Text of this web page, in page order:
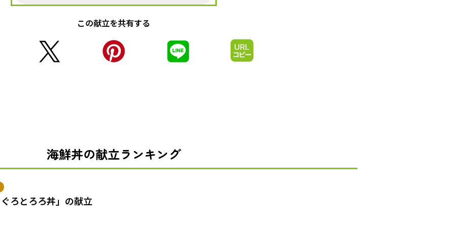
この献立を共有する
海鮮丼の献立ランキング
ろとろろ丼」の献立